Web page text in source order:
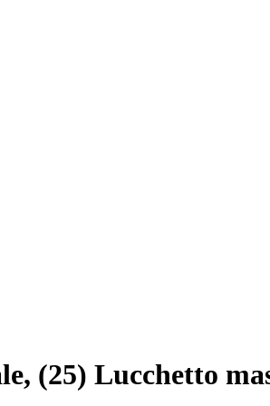
(25) Lucchetto